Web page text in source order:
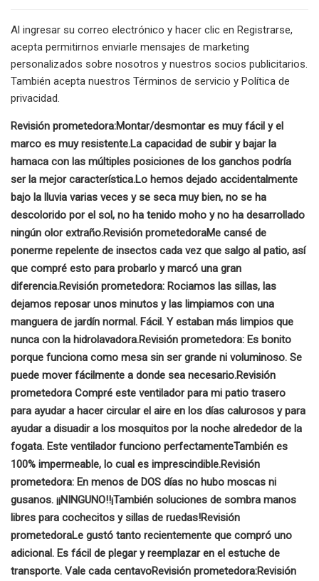
Al ingresar su correo electrónico y hacer clic en Registrarse,
acepta permitirnos enviarle mensajes de marketing
personalizados sobre nosotros y nuestros socios publicitarios.
También acepta nuestros Términos de servicio y Política de
privacidad.
Revisión prometedora:Montar/desmontar es muy fácil y el
marco es muy resistente.La capacidad de subir y bajar la
hamaca con las múltiples posiciones de los ganchos podría
ser la mejor característica.Lo hemos dejado accidentalmente
bajo la lluvia varias veces y se seca muy bien, no se ha
descolorido por el sol, no ha tenido moho y no ha desarrollado
ningún olor extraño.Revisión prometedoraMe cansé de
ponerme repelente de insectos cada vez que salgo al patio, así
que compré esto para probarlo y marcó una gran
diferencia.Revisión prometedora: Rociamos las sillas, las
dejamos reposar unos minutos y las limpiamos con una
manguera de jardín normal. Fácil. Y estaban más limpios que
nunca con la hidrolavadora.Revisión prometedora: Es bonito
porque funciona como mesa sin ser grande ni voluminoso. Se
puede mover fácilmente a donde sea necesario.Revisión
prometedora Compré este ventilador para mi patio trasero
para ayudar a hacer circular el aire en los días calurosos y para
ayudar a disuadir a los mosquitos por la noche alrededor de la
fogata. Este ventilador funciono perfectamenteTambién es
100% impermeable, lo cual es imprescindible.Revisión
prometedora: En menos de DOS días no hubo moscas ni
gusanos. ¡¡NINGUNO!!¡También soluciones de sombra manos
libres para cochecitos y sillas de ruedas!Revisión
prometedoraLe gustó tanto recientemente que compró uno
adicional. Es fácil de plegar y reemplazar en el estuche de
transporte. Vale cada centavoRevisión prometedora:Revisión